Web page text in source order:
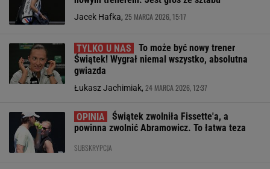
Jacek Hafka, 25 MARCA 2026, 15:17
To może być nowy trener
Świątek! Wygrał niemal wszystko, absolutna
gwiazda
Łukasz Jachimiak, 24 MARCA 2026, 12:37
Świątek zwolniła Fissette'a, a
powinna zwolnić Abramowicz. To łatwa teza
SUBSKRYPCJA